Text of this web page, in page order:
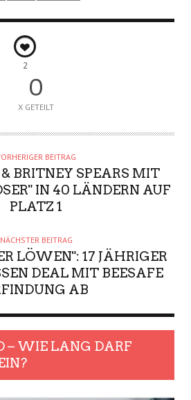
2
0
X GETEILT
BEITRAG
BRITNEY SPEARS MIT
IN 40 LÄNDERN AUF
PLATZ 1
NÄCHSTER BEITRAG
LÖWEN": 17 JÄHRIGER
DEAL MIT BEESAFE
AB
– WIE LANG DARF